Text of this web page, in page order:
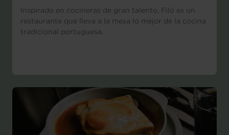
Inspirado en cocineras de gran talento, Filó es un
restaurante que lleva a la mesa lo mejor de la cocina
tradicional portuguesa.